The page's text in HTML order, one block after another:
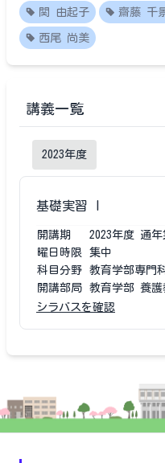
関 由起子 齋藤 千
西尾 尚美
講義一覧
2023年度
基礎実習 I
開講期 2023年度 通年
曜日時限
集中
科目分野
教育学部専門
開講部局
教育学部 養護
シラバスを確認